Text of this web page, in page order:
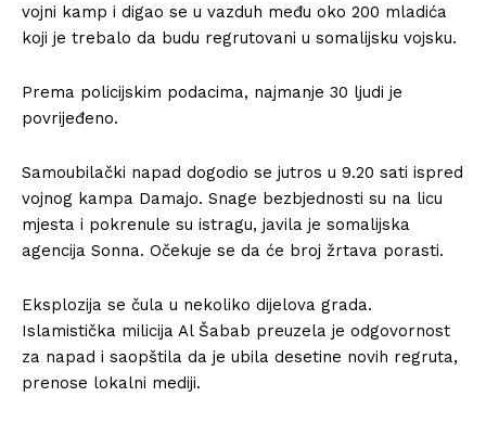
vojni kamp i digao se u vazduh među oko 200 mladića
koji je trebalo da budu regrutovani u somalijsku vojsku.
Prema policijskim podacima, najmanje 30 ljudi je
povrijeđeno.
Samoubilački napad dogodio se jutros u 9.20 sati ispred
vojnog kampa Damajo. Snage bezbjednosti su na licu
mjesta i pokrenule su istragu, javila je somalijska
agencija Sonna. Očekuje se da će broj žrtava porasti.
Eksplozija se čula u nekoliko dijelova grada.
Islamistička milicija Al Šabab preuzela je odgovornost
za napad i saopštila da je ubila desetine novih regruta,
prenose lokalni mediji.